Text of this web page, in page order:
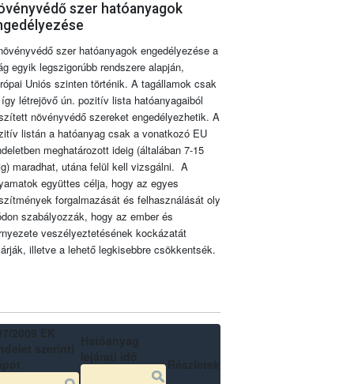
szer hatóanyagok
szer hatóanyagok engedélyezése a
egyik legszigorúbb rendszere alapján,
Uniós szinten történik. A tagállamok csak
létrejövő ún. pozitív lista hatóanyagaiból
növényvédő szereket engedélyezhetik. A
listán a hatóanyag csak a vonatkozó EU
meghatározott ideig (általában 7-15
maradhat, utána felül kell vizsgálni. A
együttes célja, hogy az egyes
forgalmazását és felhasználását oly
szabályozzák, hogy az ember és
veszélyeztetésének kockázatát
illetve a lehető legkisebbre csökkentsék.